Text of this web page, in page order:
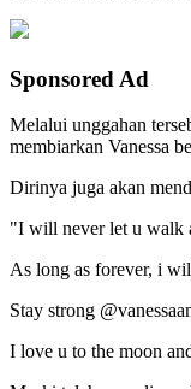
Sponsored Ad
Melalui unggahan
membiarkan Vanessa
Dirinya juga akan
"I will never let u walk
As long as forever, i
Stay strong
I love u to the moon